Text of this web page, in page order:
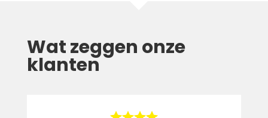
Wat zeggen onze
klanten